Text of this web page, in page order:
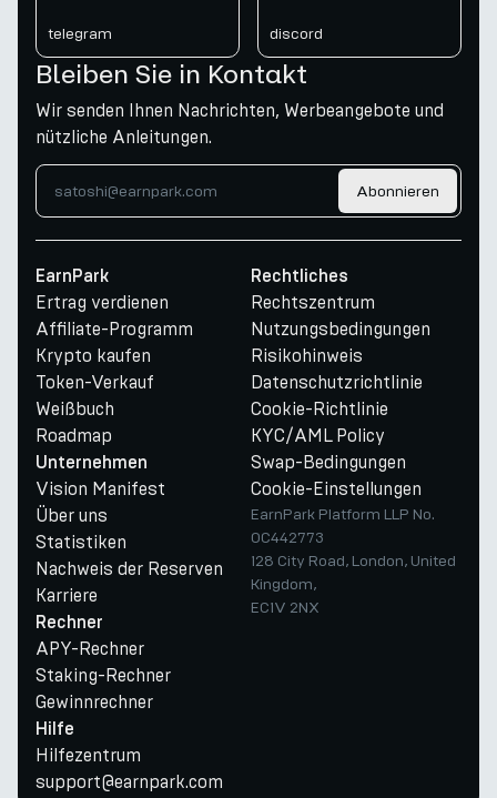
telegram discord
Bleiben Sie in Kontakt
Wir senden Ihnen Nachrichten, Werbeangebote und
nützliche Anleitungen.
Abonnieren
EarnPark
Ertrag verdienen
Affiliate-Programm
Krypto kaufen
Token-Verkauf
Weißbuch
Roadmap
Unternehmen
Vision Manifest
Über uns
Statistiken
Nachweis der Reserven
Karriere
Rechner
APY-Rechner
Staking-Rechner
Gewinnrechner
Hilfe
Hilfezentrum
support@earnpark.com
Rechtliches
Rechtszentrum
Nutzungsbedingungen
Risikohinweis
Datenschutzrichtlinie
Cookie-Richtlinie
KYC/AML Policy
Swap-Bedingungen
Cookie-Einstellungen
EarnPark Platform LLP No.
OC442773
128 City Road, London, United
Kingdom,
EC1V 2NX